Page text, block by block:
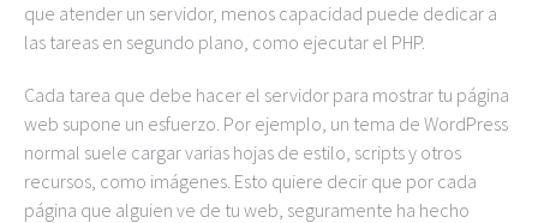
que atender un servidor, menos capacidad puede dedicar a
las tareas en segundo plano, como ejecutar el PHP.
Cada tarea que debe hacer el servidor para mostrar tu página
web supone un esfuerzo. Por ejemplo, un tema de WordPress
normal suele cargar varias hojas de estilo, scripts y otros
recursos, como imágenes. Esto quiere decir que por cada
página que alguien ve de tu web, seguramente ha hecho